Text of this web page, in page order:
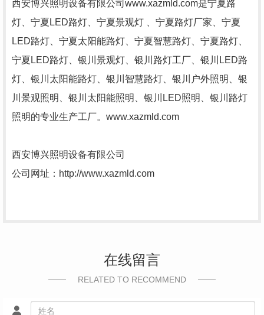
西安博兴照明设备有限公司www.xazmld.com是宁夏路
灯、宁夏LED路灯、宁夏景观灯 、宁夏路灯厂家、宁夏
LED路灯、宁夏太阳能路灯、宁夏智慧路灯、宁夏路灯、
宁夏LED路灯、银川景观灯、银川路灯工厂、银川LED路
灯、银川太阳能路灯、银川智慧路灯、银川户外照明、银
川景观照明、银川太阳能照明、银川LED照明、银川路灯
照明的专业生产工厂。www.xazmld.com
西安博兴照明设备有限公司
公司网址：http://www.xazmld.com
在线留言
RELATED TO RECOMMEND